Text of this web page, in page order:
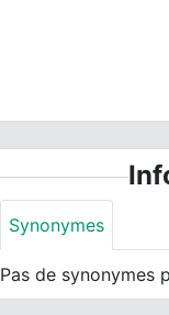
Synonymes
Pas de synonymes